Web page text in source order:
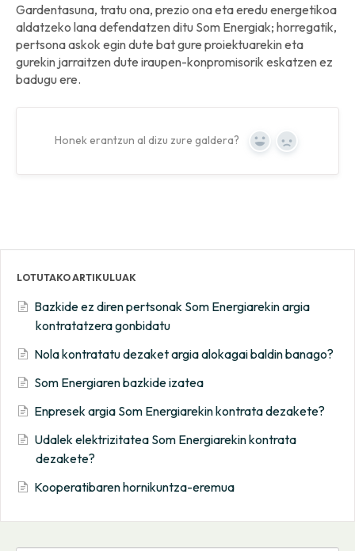
Gardentasuna, tratu ona, prezio ona eta eredu energetikoa
aldatzeko lana defendatzen ditu Som Energiak; horregatik,
pertsona askok egin dute bat gure proiektuarekin eta
gurekin jarraitzen dute iraupen-konpromisorik eskatzen ez
badugu ere.
Honek erantzun al dizu zure galdera? Yes No
LOTUTAKO ARTIKULUAK
Bazkide ez diren pertsonak Som Energiarekin argia
kontratatzera gonbidatu
Nola kontratatu dezaket argia alokagai baldin banago?
Som Energiaren bazkide izatea
Enpresek argia Som Energiarekin kontrata dezakete?
Udalek elektrizitatea Som Energiarekin kontrata
dezakete?
Kooperatibaren hornikuntza-eremua